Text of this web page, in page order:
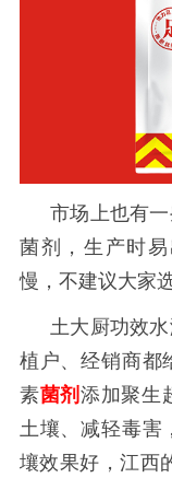
市场上也有
菌剂，生产时
慢，不建议大家选
土大厨功效
植户、经销商都
素菌剂 添加聚生
土壤、减轻毒害
壤效果好，江西